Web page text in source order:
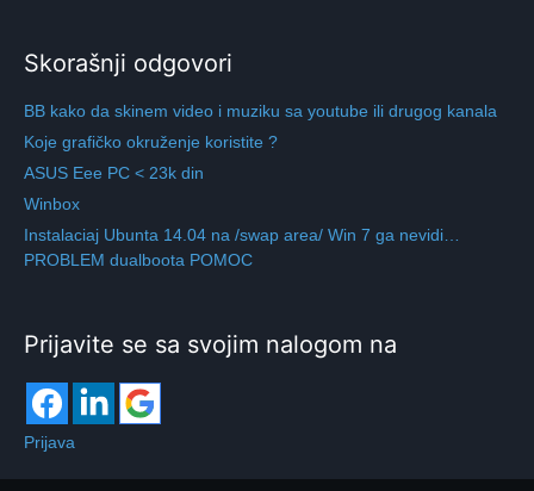
Skorašnji odgovori
BB kako da skinem video i muziku sa youtube ili drugog kanala
Koje grafičko okruženje koristite ?
ASUS Eee PC < 23k din
Winbox
Instalaciaj Ubunta 14.04 na /swap area/ Win 7 ga nevidi…
PROBLEM dualboota POMOC
Prijavite se sa svojim nalogom na
Prijava